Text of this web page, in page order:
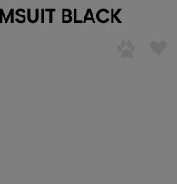
BLACK